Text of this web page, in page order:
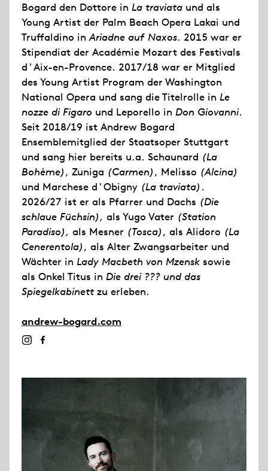
Bogard den Dottore in La traviata und als
Young Artist der Palm Beach Opera Lakai und
Truffaldino inAriadne auf Naxos. 2015 war er
Stipendiat der Académie Mozart des Festivals
d'Aix-en-Provence. 2017/18 war er Mitglied
des Young Artist Program der Washington
National Opera und sang die Titelrolle in Le
nozze di Figaro und Leporello in Don Giovanni.
Seit 2018/19 ist Andrew Bogard
Ensemblemitglied der Staatsoper Stuttgart
und sang hier bereits u.a. Schaunard (La
Bohème), Zuniga (Carmen), Melisso (Alcina)
und Marchese d'Obigny (La traviata) .
2026/27 ist er als Pfarrer und Dachs (Die
schlaue Füchsin), als Yugo Vater (Station
Paradiso), als Mesner (Tosca), als Alidoro (La
Cenerentola), als Alter Zwangsarbeiter und
Wächter in Lady Macbeth von Mzensk sowie
als Onkel Titus in Die drei ??? und das
Spiegelkabinettzu erleben.
andrew-bogard.com